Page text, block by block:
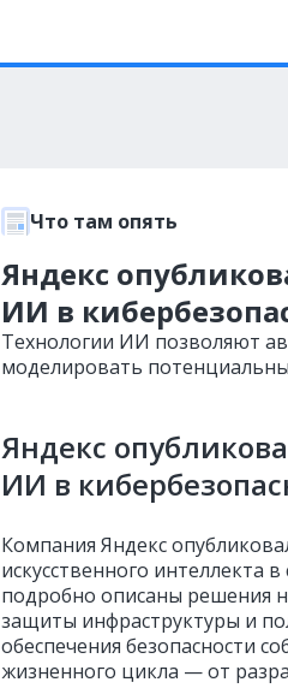
Что там опять
Яндекс
ИИ в
Технологии ИИ позволяют
моделировать
Яндекс
ИИ в
Компания Яндекс
искусственного интеллекта
подробно описаны решения
защиты инфраструктуры и
обеспечения безопасности
жизненного цикла — от